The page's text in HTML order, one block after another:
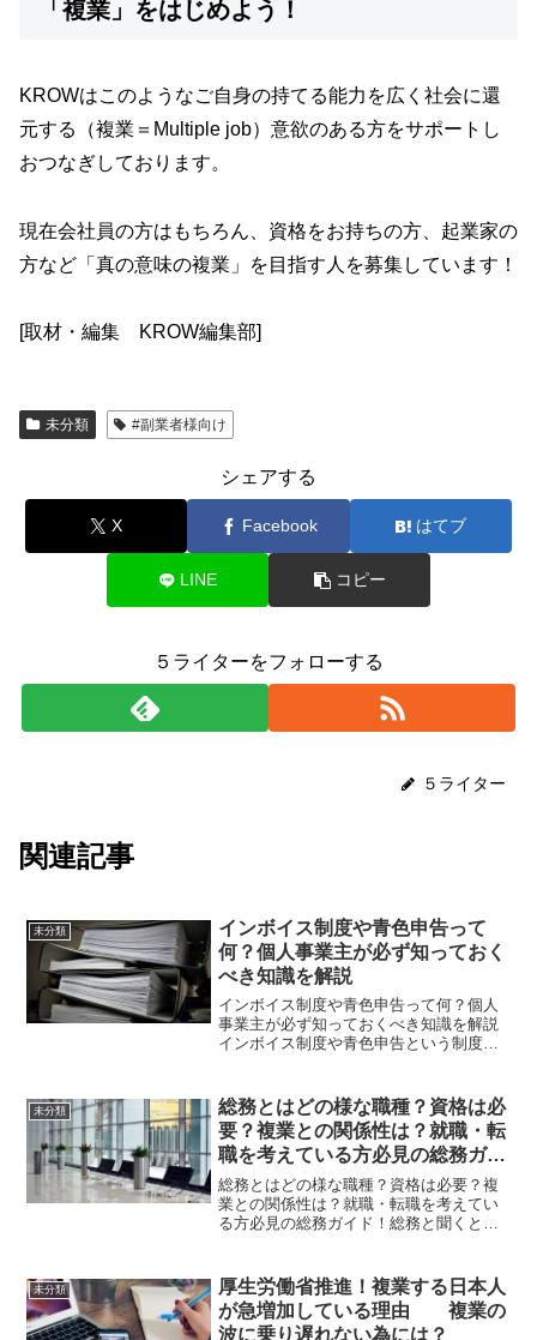
「複業」をはじめよう！
KROWはこのようなご自身の持てる能力を広く社会に還
元する（複業＝Multiple job）意欲のある方をサポートし
おつなぎしております。
現在会社員の方はもちろん、資格をお持ちの方、起業家の
方など「真の意味の複業」を目指す人を募集しています！
[取材・編集 KROW編集部]
未分類 #副業者様向け
シェアする
X Facebook はてブ
LINE コピー
５ライターをフォローする
５ライター
関連記事
未分類
インボイス制度や青色申告って
何？個人事業主が必ず知っておく
べき知識を解説
インボイス制度や青色申告って何？個人
事業主が必ず知っておくべき知識を解説
インボイス制度や青色申告という制度を
しょう。それら制度は個人事業主なら必
ず知っておくべき制度であ...
未分類
総務とはどの様な職種？資格は必
要？複業との関係性は？就職・転
職を考えている方必見の総務ガイ
ド！
総務とはどの様な職種？資格は必要？複
業との関係性は？就職・転職を考えてい
る方必見の総務ガイド！総務と聞くと
渡ります。この記事では、総務に必要な
能力や資格の紹介をした上で...
未分類
厚生労働省推進！複業する日本人
が急増加している理由 複業の
波に乗り遅れない為には？